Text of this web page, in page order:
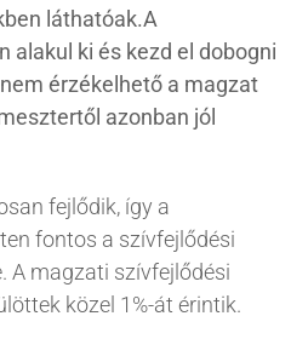
láthatóak.A
alakul ki és kezd el dobogni
érzékelhető a magzat
azonban jól
fejlődik, így a
fontos a szívfejlődési
A magzati szívfejlődési
közel 1%-át érintik.